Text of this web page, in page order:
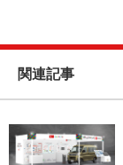
関連記事